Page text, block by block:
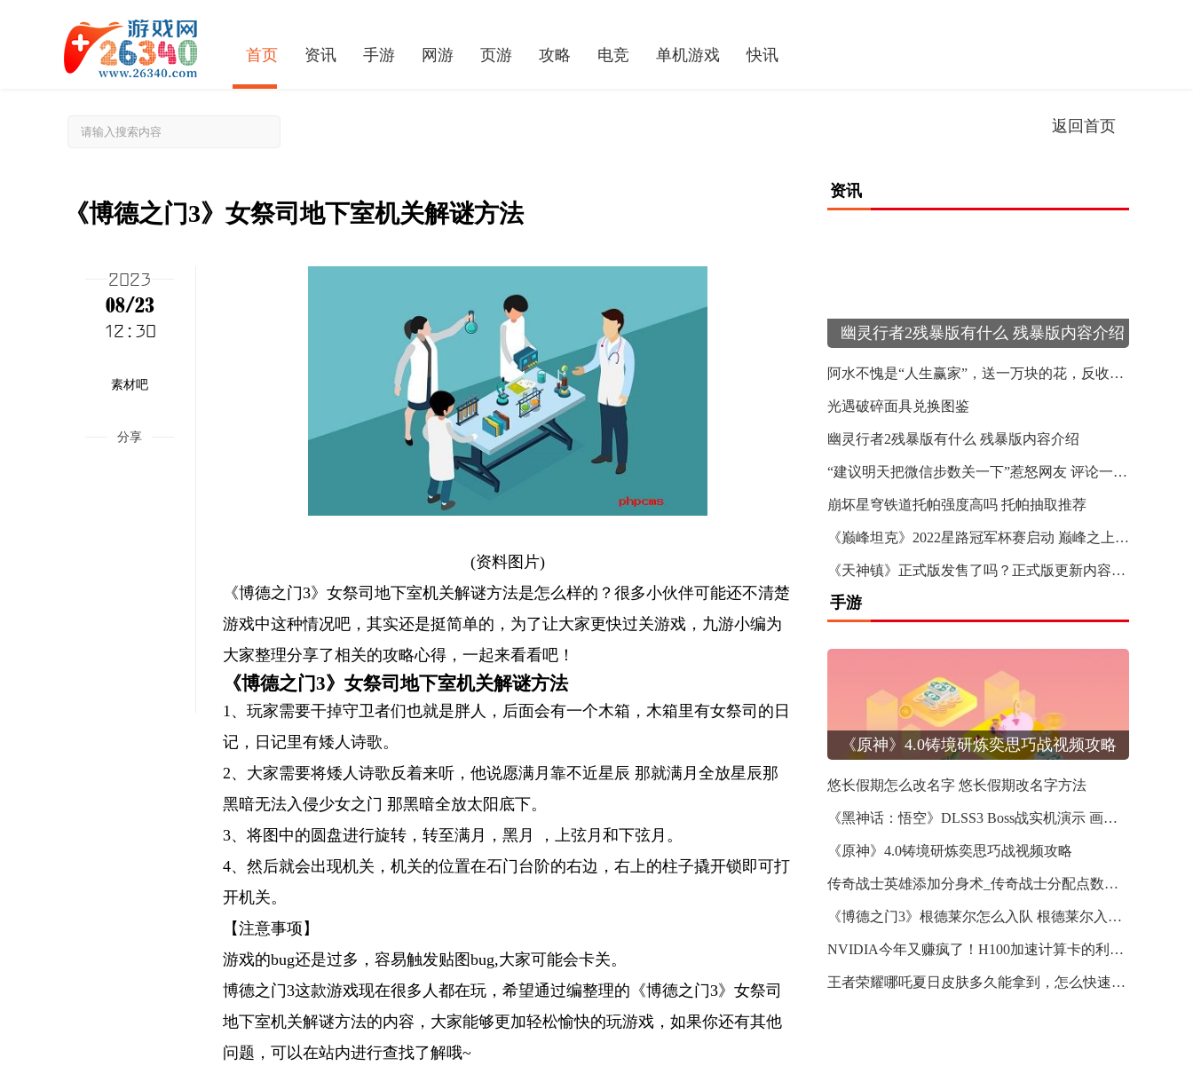
首页 资讯 手游 网游 页游 攻略 电竞 单机游戏 快讯
返回首页
《博德之门3》女祭司地下室机关解谜方法
2023
08/23
12:30
素材吧
分享
(资料图片)
《博德之门3》女祭司地下室机关解谜方法是怎么样的？很多小伙伴可能还不清楚
游戏中这种情况吧，其实还是挺简单的，为了让大家更快过关游戏，九游小编为
大家整理分享了相关的攻略心得，一起来看看吧！
《博德之门3》女祭司地下室机关解谜方法
1、玩家需要干掉守卫者们也就是胖人，后面会有一个木箱，木箱里有女祭司的日
记，日记里有矮人诗歌。
2、大家需要将矮人诗歌反着来听，他说愿满月靠不近星辰 那就满月全放星辰那
黑暗无法入侵少女之门 那黑暗全放太阳底下。
3、将图中的圆盘进行旋转，转至满月，黑月 ，上弦月和下弦月。
4、然后就会出现机关，机关的位置在石门台阶的右边，右上的柱子撬开锁即可打
开机关。
【注意事项】
游戏的bug还是过多，容易触发贴图bug,大家可能会卡关。
博德之门3这款游戏现在很多人都在玩，希望通过编整理的《博德之门3》女祭司
地下室机关解谜方法的内容，大家能够更加轻松愉快的玩游戏，如果你还有其他
问题，可以在站内进行查找了解哦~
资讯
残暴版有什么 残暴版内容介绍 光遇破碎面具兑换图鉴 幽灵行者2残暴版有什么 残暴版内容介绍
阿水不愧是“人生赢家”，送一万块的花，反收女朋友几万块礼物？
光遇破碎面具兑换图鉴
幽灵行者2残暴版有什么 残暴版内容介绍
“建议明天把微信步数关一下”惹怒网友 评论一边倒
崩坏星穹铁道托帕强度高吗 托帕抽取推荐
《巅峰坦克》2022星路冠军杯赛启动 巅峰之上热血再燃
《天神镇》正式版发售了吗？正式版更新内容介绍
手游
《原神》4.0铸境研炼奕思巧战视频攻略
悠长假期怎么改名字 悠长假期改名字方法
《黑神话：悟空》DLSS3 Boss战实机演示 画面效果酷炫
《原神》4.0铸境研炼奕思巧战视频攻略
传奇战士英雄添加分身术_传奇战士分配点数怎么加
《博德之门3》根德莱尔怎么入队 根德莱尔入队方法详情
NVIDIA今年又赚疯了！H100加速计算卡的利润高达1000%
王者荣耀哪吒夏日皮肤多久能拿到，怎么快速获得